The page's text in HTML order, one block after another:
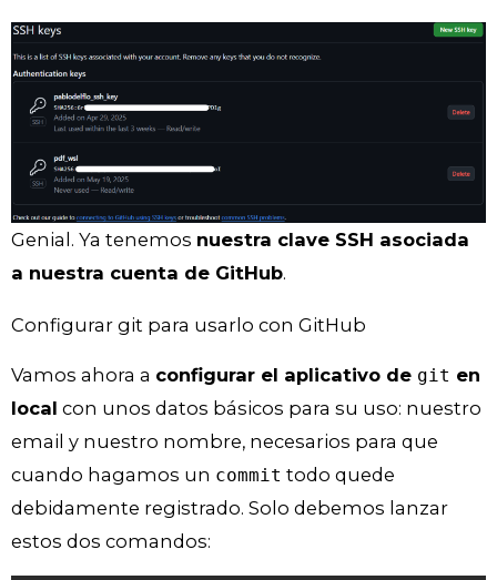
Genial. Ya tenemos nuestra clave SSH asociada
a nuestra cuenta de GitHub.
Configurar git para usarlo con GitHub
Vamos ahora a configurar el aplicativo de git en
local con unos datos básicos para su uso: nuestro
email y nuestro nombre, necesarios para que
cuando hagamos un commit todo quede
debidamente registrado. Solo debemos lanzar
estos dos comandos: